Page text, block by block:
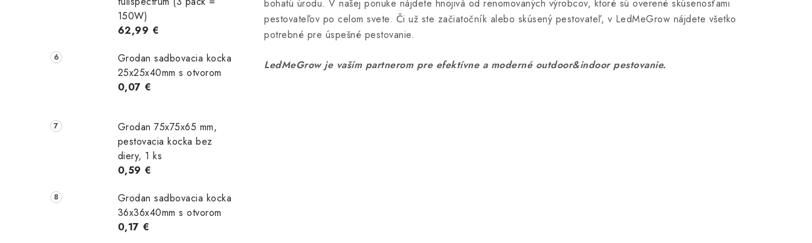
150W)
62,99 €
Grodan sadbovacia kocka
25x25x40mm s otvorom
0,07 €
Grodan 75x75x65 mm,
pestovacia kocka bez
diery, 1 ks
0,59 €
Grodan sadbovacia kocka
36x36x40mm s otvorom
0,17 €
bohatú úrodu. V našej ponuke nájdete hnojivá od renomovaných výrobcov, ktoré sú overené skúsenosťami
pestovateľov po celom svete. Či už ste začiatočník alebo skúsený pestovateľ, v LedMeGrow nájdete všetko
potrebné pre úspešné pestovanie.
LedMeGrow je vaším partnerom pre efektívne a moderné outdoor&indoor pestovanie.